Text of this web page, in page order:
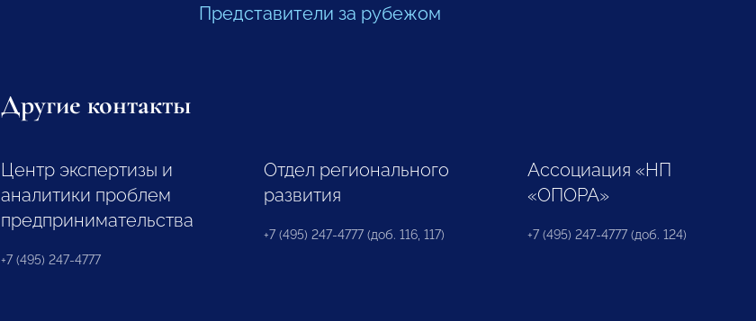
Представители за рубежом
Другие контакты
Центр экспертизы и
аналитики проблем
предпринимательства
+7 (495) 247-4777
Отдел регионального
развития
+7 (495) 247-4777 (доб. 116, 117)
Ассоциация «НП
«ОПОРА»
+7 (495) 247-4777 (доб. 124)